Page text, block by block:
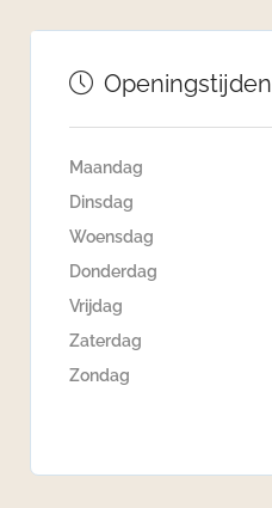
Openingstijden
Maandag
Dinsdag
Woensdag
Donderdag
Vrijdag
Zaterdag
Zondag